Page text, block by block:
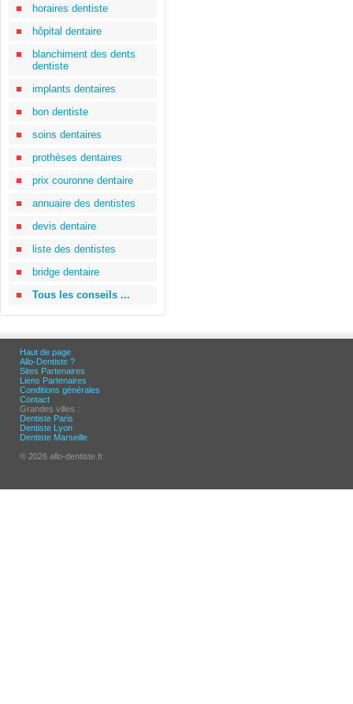
horaires dentiste
hôpital dentaire
blanchiment des dents
dentiste
implants dentaires
bon dentiste
soins dentaires
prothèses dentaires
prix couronne dentaire
annuaire des dentistes
devis dentaire
liste des dentistes
bridge dentaire
Tous les conseils ...
Haut de page
Allo-Dentiste ?
Sites Partenaires
Liens Partenaires
Conditions générales
Contact
Grandes villes :
Dentiste Paris
Dentiste Lyon
Dentiste Marseille
© 2026 allo-dentiste.fr